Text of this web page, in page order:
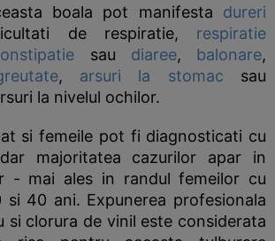
boala pot manifesta dureri
de respiratie, respiratie
sau diaree, balonare,
, arsuri la stomac sau
la nivelul ochilor.
si femeile pot fi diagnosticati cu
majoritatea cazurilor apar in
- mai ales in randul femeilor cu
40 ani. Expunerea profesionala
si clorura de vinil este considerata